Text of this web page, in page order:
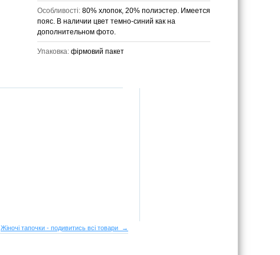
Особливості: 80% хлопок, 20% полиэстер. Имеется
пояс. В наличии цвет темно-синий как на
дополнительном фото.
Упаковка: фірмовий пакет
Жіночі тапочки - подивитись всі товари →